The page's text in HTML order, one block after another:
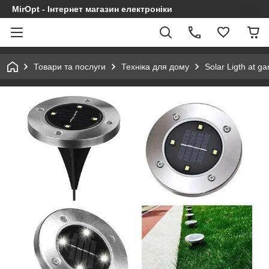
MirOpt - Інтернет магазин електроніки
Товари та послуги Техніка для дому Solar Ligth at